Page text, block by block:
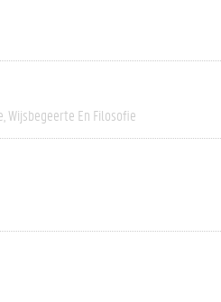
Wijsbegeerte En Filosofie